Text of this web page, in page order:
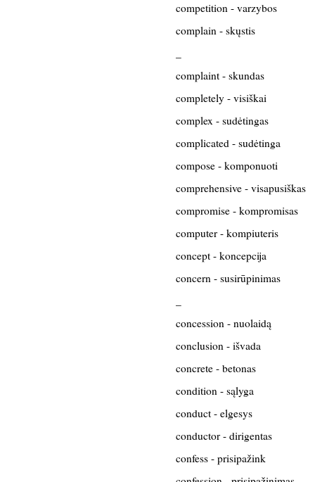
competition - varzybos
complain - skųstis
complaint - skundas
completely - visiškai
complex - sudėtingas
complicated - sudėtinga
compose - komponuoti
comprehensive - visapusiškas
compromise - kompromisas
computer - kompiuteris
concept - koncepcija
concern - susirūpinimas
concession - nuolaidą
conclusion - išvada
concrete - betonas
condition - sąlyga
conduct - elgesys
conductor - dirigentas
confess - prisipažink